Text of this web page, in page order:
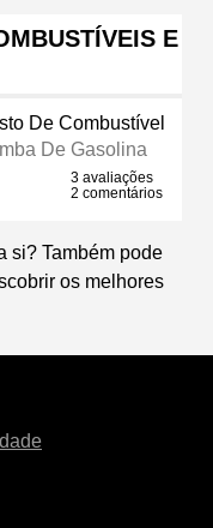
E
De Combustível
De Gasolina
3 avaliações
2 comentários
si? Também pode
os melhores